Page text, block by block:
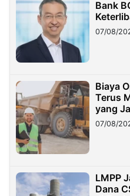
Bank
Miliar
07/08/
Biaya
Terus
yang
07/08/
LMPP
Dana